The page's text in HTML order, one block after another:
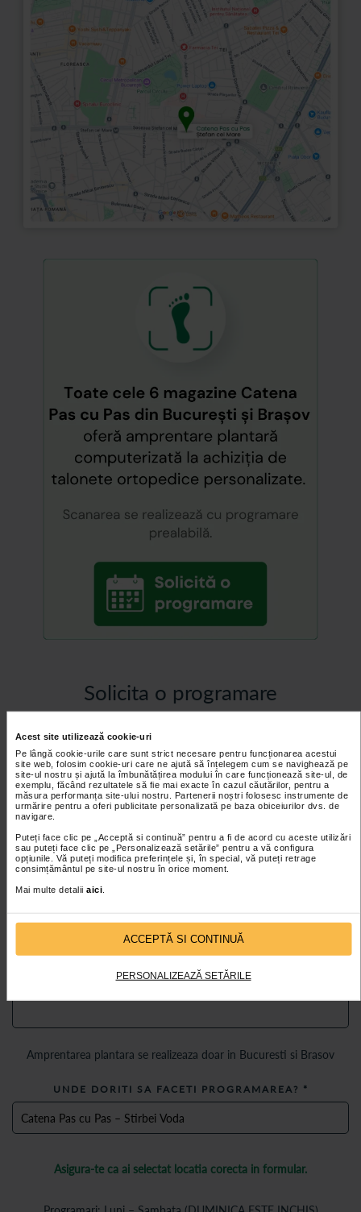
Acest site utilizează cookie-uri
Pe lângă cookie-urile care sunt strict necesare pentru funcționarea acestui
site web, folosim cookie-uri care ne ajută să înțelegem cum se navighează pe
site-ul nostru și ajută la îmbunătățirea modului în care funcționează site-ul, de
exemplu, făcând rezultatele să fie mai exacte în cazul căutărilor, pentru a
măsura performanța site-ului nostru. Partenerii noștri folosesc instrumente de
urmărire pentru a oferi publicitate personalizată pe baza obiceiurilor dvs. de
navigare.
Puteți face clic pe „Acceptă si continuă” pentru a fi de acord cu aceste utilizări
sau puteți face clic pe „Personalizează setările” pentru a vă configura
opțiunile. Vă puteți modifica preferințele și, în special, vă puteți retrage
consimțământul pe site-ul nostru în orice moment.
Mai multe detalii aici
ACCEPTĂ SI CONTINUĂ
PERSONALIZEAZĂ SETĂRILE
Solicita o programare
utilizate exclusiv de catre tehnicianul ortoped pentru realizarea
talonetelor ortopedice personalizate.
Scannerul pentru evaluarea computerizata a talpii poate sustine o
greutate de pana la 100 kg.
NUME SI PRENUME*
TELEFON*
Amprentarea plantara se realizeaza doar in Bucuresti si Brasov
UNDE DORITI SA FACETI PROGRAMAREA? *
Asigura-te ca ai selectat locatia corecta in formular.